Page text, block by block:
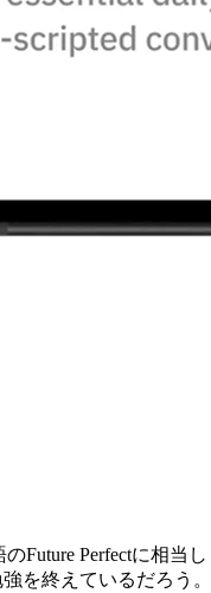
Perfectに相当
を終えているだろう